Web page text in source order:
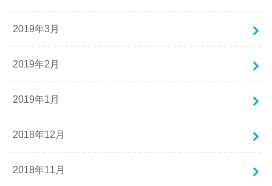
2019年3月
2019年2月
2019年1月
2018年12月
2018年11月